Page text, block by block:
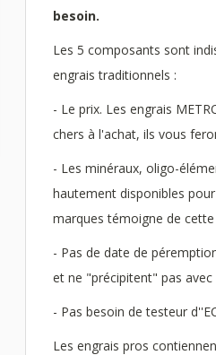
besoin.
Les 5 composants sont
engrais traditionnels :
- Le prix. Les engrais
chers à l'achat, ils vous
- Les minéraux, oligo-
hautement disponibles
marques témoigne de
- Pas de date de
et ne "précipitent" pas
- Pas besoin de testeur
Les engrais pros